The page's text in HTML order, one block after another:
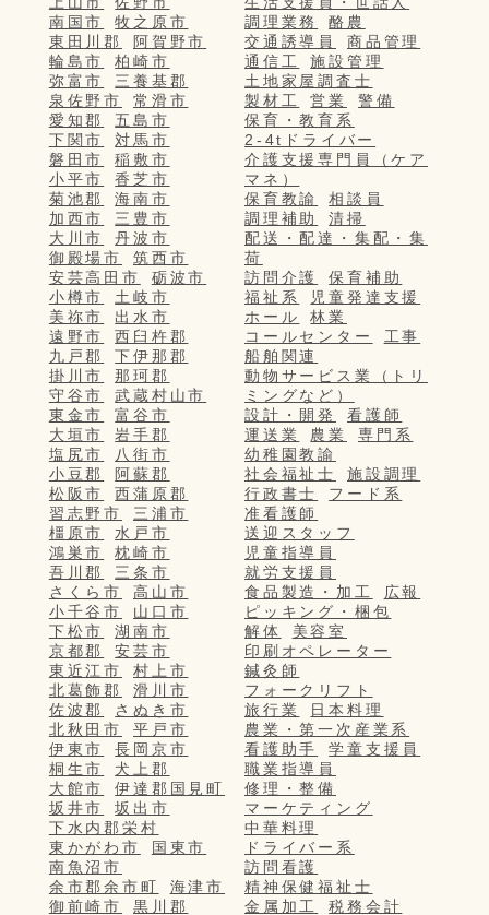
南国市
牧之原市
東田川郡
阿賀野市
輪島市
柏崎市
弥富市
三養基郡
泉佐野市
常滑市
愛知郡
五島市
下関市
対馬市
磐田市
稲敷市
小平市
香芝市
菊池郡
海南市
加西市
三豊市
大川市
丹波市
御殿場市
筑西市
安芸高田市
砺波市
小樽市
土岐市
美祢市
出水市
遠野市
西臼杵郡
九戸郡
下伊那郡
掛川市
那珂郡
守谷市
武蔵村山市
東金市
富谷市
大垣市
岩手郡
塩尻市
八街市
小豆郡
阿蘇郡
松阪市
西蒲原郡
習志野市
三浦市
橿原市
水戸市
鴻巣市
枕崎市
吾川郡
三条市
さくら市
高山市
小千谷市
山口市
下松市
湖南市
京都郡
安芸市
東近江市
村上市
北葛飾郡
滑川市
佐波郡
さぬき市
北秋田市
平戸市
伊東市
長岡京市
桐生市
犬上郡
大館市
伊達郡国見町
坂井市
坂出市
下水内郡栄村
東かがわ市
国東市
南魚沼市
余市郡余市町
海津市
御前崎市
黒川郡
調理業務
酪農
交通誘導員
商品管理
通信工
施設管理
土地家屋調査士
製材工
営業
警備
保育・教育系
2-4tドライバー
介護支援専門員（ケア
マネ）
保育教諭
相談員
調理補助
清掃
配送・配達・集配・集
荷
訪問介護
保育補助
福祉系
児童発達支援
ホール
林業
コールセンター
工事
船舶関連
動物サービス業（トリ
ミングなど）
設計・開発
看護師
運送業
農業
専門系
幼稚園教諭
社会福祉士
施設調理
行政書士
フード系
准看護師
送迎スタッフ
児童指導員
就労支援員
食品製造・加工
広報
ピッキング・梱包
解体
美容室
印刷オペレーター
鍼灸師
フォークリフト
旅行業
日本料理
農業・第一次産業系
看護助手
学童支援員
職業指導員
修理・整備
マーケティング
中華料理
ドライバー系
訪問看護
精神保健福祉士
金属加工
税務会計